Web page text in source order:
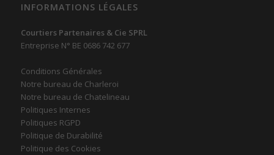
INFORMATIONS LÉGALES
Courtiers Partenaires & Cie SPRL
Entreprise N° BE 0686 742 677
Conditions Générales
Notre bureau de Charleroi
Notre bureau de Chatelineau
Politiques Internes
Politiques RGPD
Politique de Durabilité
Politique des Cookies